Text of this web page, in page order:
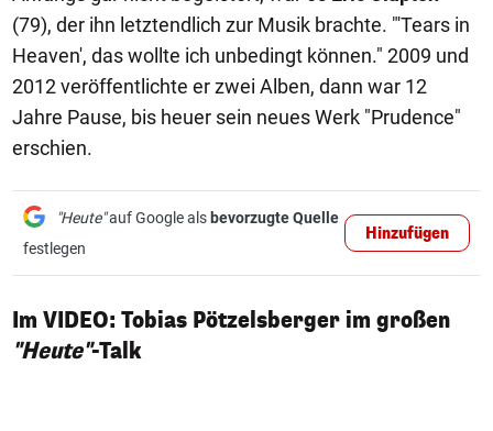
(79), der ihn letztendlich zur Musik brachte. "'Tears in
Heaven', das wollte ich unbedingt können." 2009 und
2012 veröffentlichte er zwei Alben, dann war 12
Jahre Pause, bis heuer sein neues Werk "Prudence"
erschien.
"Heute"auf Google als bevorzugte Quelle
festlegen
Hinzufügen
Im VIDEO: Tobias Pötzelsberger im großen
"Heute"-Talk